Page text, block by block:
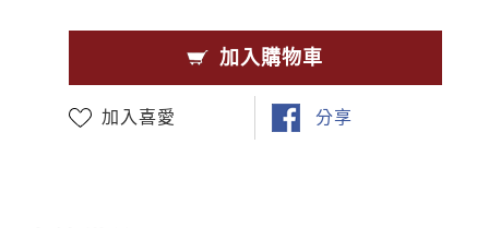
加入購物車
加入喜愛 分享